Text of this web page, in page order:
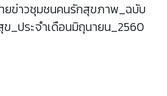
ยข่าวชุมชนคนรักสุขภาพ_ฉบับ
ข_ประจำเดือนมิถุนายน_2560